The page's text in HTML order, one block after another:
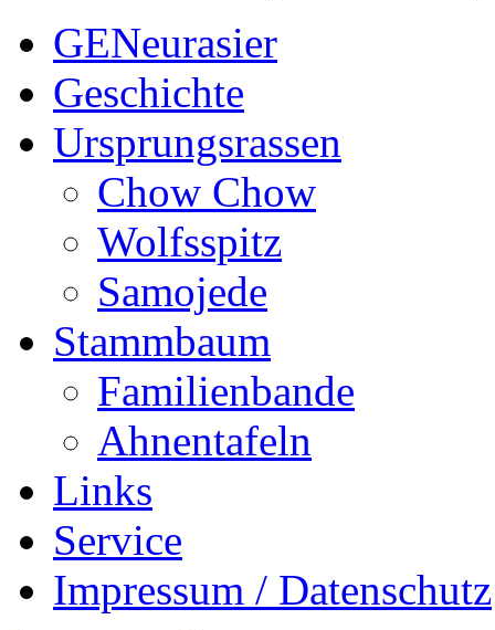
GENeurasier
Geschichte
Ursprungsrassen
Chow Chow
Wolfsspitz
Samojede
Stammbaum
Familienbande
Ahnentafeln
Links
Service
Impressum / Datenschutz